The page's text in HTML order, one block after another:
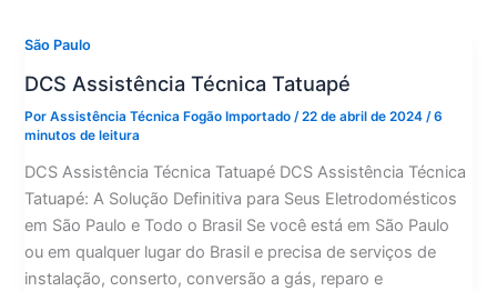
São Paulo
DCS Assistência Técnica Tatuapé
PorAssistência Técnica Fogão Importado/22 de abril de 2024/6
minutos de leitura
DCS Assistência Técnica Tatuapé DCS Assistência Técnica
Tatuapé: A Solução Definitiva para Seus Eletrodomésticos
em São Paulo e Todo o Brasil Se você está em São Paulo
ou em qualquer lugar do Brasil e precisa de serviços de
instalação, conserto, conversão a gás, reparo e